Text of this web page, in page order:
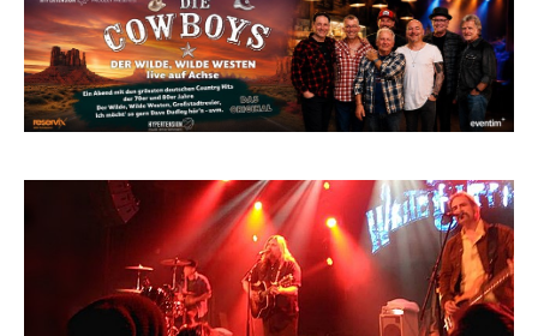
„Choosin‘ Texas“ gehört zu den größten Hits
aller Zeiten
pez veröffentlicht neue Single „Late Night
Talks“ – eine Hymne auf unvergessliche
Country Music Hot News – 9. August 2026:
Morgan Wallen, Dolly Parton und Riley Green im
Fokus